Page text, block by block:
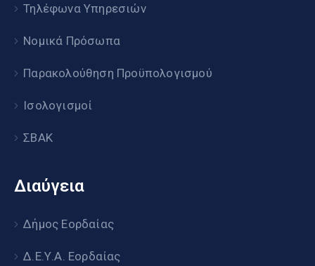
Τηλέφωνα Υπηρεσιών
Νομικά Πρόσωπα
Παρακολούθηση Προϋπολογισμού
Ισολογισμοί
ΣΒΑΚ
Διαύγεια
Δήμος Εορδαίας
Δ.Ε.Υ.Α. Εορδαίας